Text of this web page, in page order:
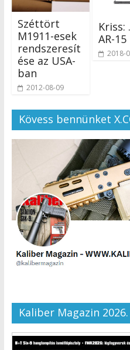
Széttört
M1911-esek
rendszeresít
ése az USA-
ban
2012-08-09
Kriss:
AR-
2018-
Kövess bennünket
Kaliber Magazin